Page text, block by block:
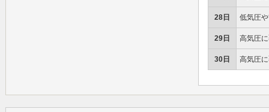
28日 低気圧
29日 高気圧
30日 高気圧